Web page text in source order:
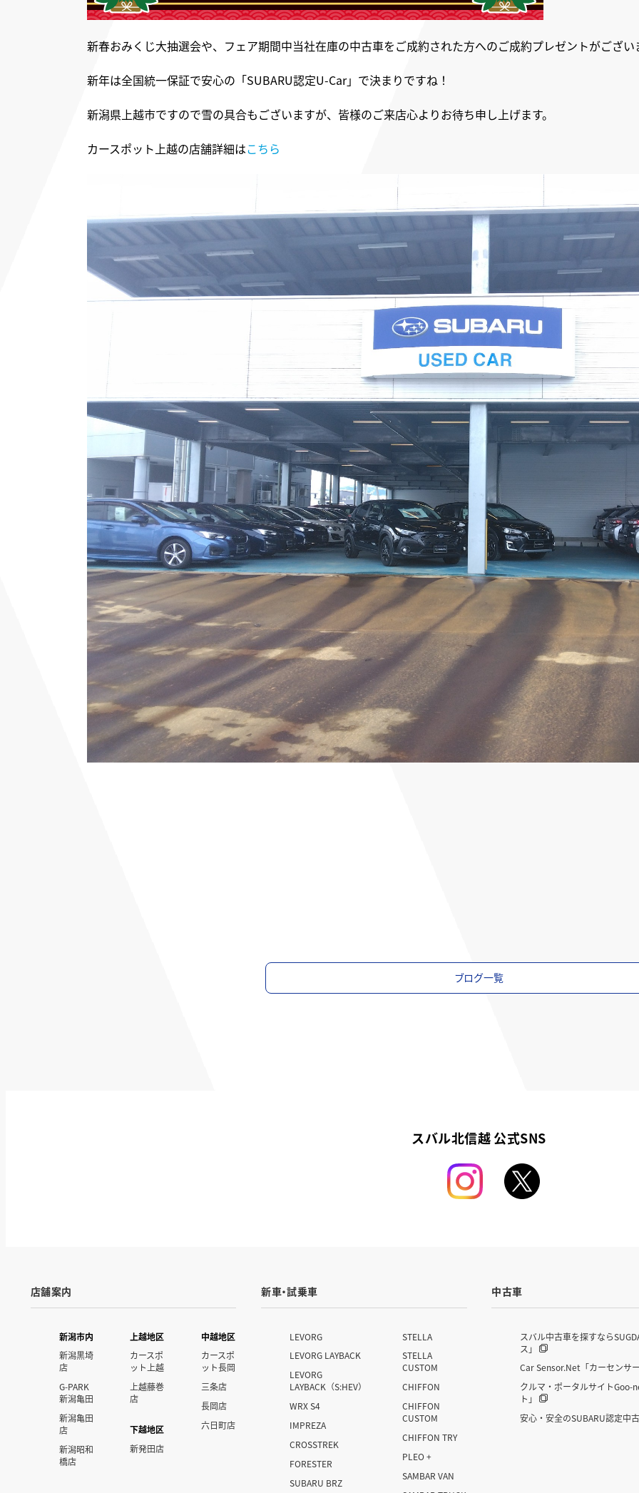
新春おみくじ大抽選会や、フェア期間中当社在庫の中古車をご成約された方へのご成約プレゼントがござい
新年は全国統一保証で安心の「SUBARU認定U-Car」で決まりですね！
新潟県上越市ですので雪の具合もございますが、 皆様のご来店心よりお待ち申し上げます。
カースポット上越の店舗詳細はこちら
ブログ一覧
スバル北信越 公式SNS
店舗案内
新潟市内
新潟黒埼
店
G-PARK
新潟亀田
新潟亀田
店
新潟昭和
橋店
上越地区
カースポ
ット上越
上越藤巻
店
下越地区
新発田店
中越地区
カースポ
ット長岡
三条店
長岡店
六日町店
新車・試乗車
LEVORG
LEVORG LAYBACK
LEVORG
LAYBACK（S:HEV）
WRX S4
IMPREZA
CROSSTREK
FORESTER
SUBARU BRZ
STELLA
STELLA
CUSTOM
CHIFFON
CHIFFON
CUSTOM
CHIFFON TRY
PLEO +
SAMBAR VAN
中古車
スバル中古車を探すなら
ス」
Car Sensor.Net「カーセンサ
クルマ・ポータルサイトGoo-
ト」
安心・安全のSUBARU認定中